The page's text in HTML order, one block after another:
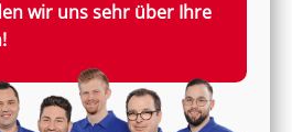
Beratungen, innovative
Service.
und ihre Zufriedenheit